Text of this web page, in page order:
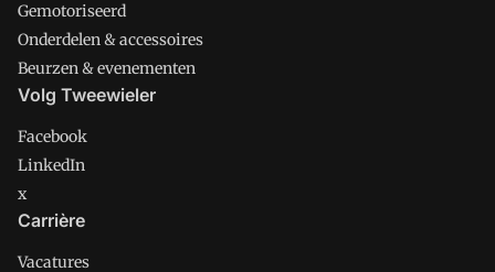
Gemotoriseerd
Onderdelen & accessoires
Beurzen & evenementen
Volg Tweewieler
Facebook
LinkedIn
x
Carrière
Vacatures